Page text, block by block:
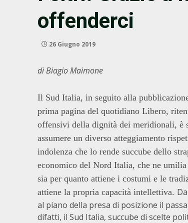
offenderci
26 Giugno 2019
di Biagio Maimone
Il Sud Italia, in seguito alla
prima pagina del quotidiano Libero,
offensivi della dignità dei meridionali, è
assumere un diverso atteggiamento
indolenza che lo rende succube dello
economico del Nord Italia, che ne
sia per quanto attiene i costumi e le
attiene la propria capacità intellettiva.
al piano della presa di posizione il
difatti, il Sud Italia, succube di scelte